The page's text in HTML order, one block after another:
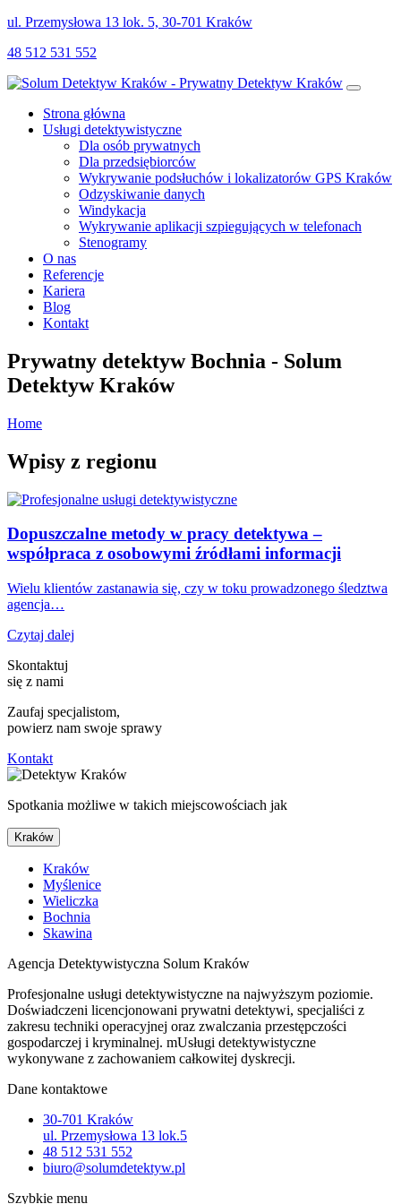
ul. Przemysłowa 13 lok. 5, 30-701 Kraków
48 512 531 552
Strona główna
Usługi detektywistyczne
Dla osób prywatnych
Dla przedsiębiorców
Wykrywanie podsłuchów i lokalizatorów GPS Kraków
Odzyskiwanie danych
Windykacja
Wykrywanie aplikacji szpiegujących w telefonach
Stenogramy
O nas
Referencje
Kariera
Blog
Kontakt
Prywatny detektyw Bochnia - Solum
Detektyw Kraków
Home
Wpisy z regionu
Dopuszczalne metody w pracy detektywa –
współpraca z osobowymi źródłami informacji
Wielu klientów zastanawia się, czy w toku prowadzonego śledztwa
agencja…
Czytaj dalej
Skontaktuj
się z nami
Zaufaj specjalistom,
powierz nam swoje sprawy
Kontakt
Spotkania możliwe w takich miejscowościach jak
Kraków
Kraków
Myślenice
Wieliczka
Bochnia
Skawina
Agencja Detektywistyczna Solum Kraków
Profesjonalne usługi detektywistyczne na najwyższym poziomie.
Doświadczeni licencjonowani prywatni detektywi, specjaliści z
zakresu techniki operacyjnej oraz zwalczania przestępczości
gospodarczej i kryminalnej. mUsługi detektywistyczne
wykonywane z zachowaniem całkowitej dyskrecji.
Dane kontaktowe
30-701 Kraków
ul. Przemysłowa 13 lok.5
48 512 531 552
biuro@solumdetektyw.pl
Szybkie menu